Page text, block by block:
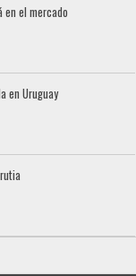
en el mercado
en Uruguay